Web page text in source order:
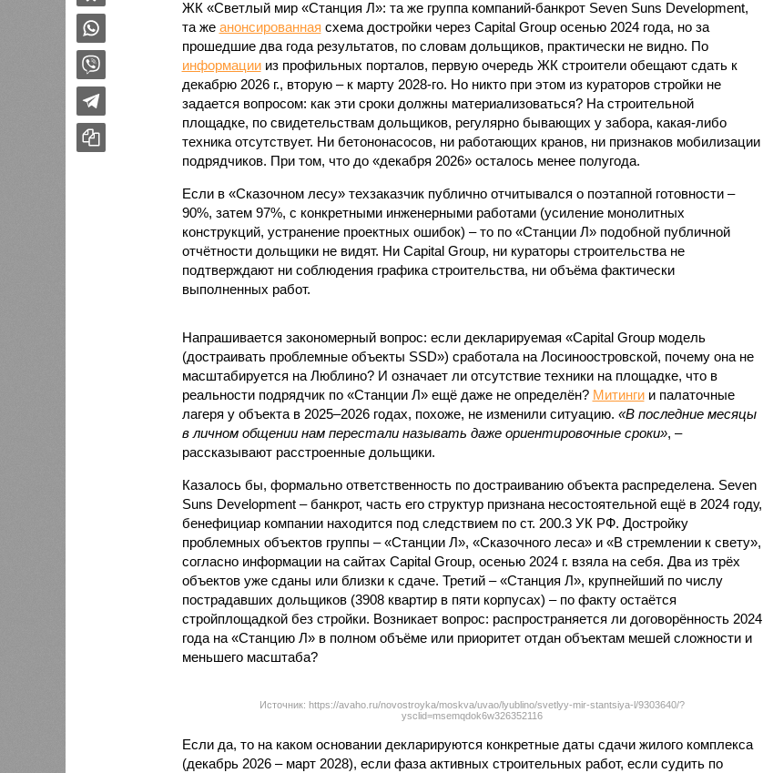
ЖК «Светлый мир «Станция Л»: та же группа компаний-банкрот Seven Suns Development,
та же анонсированная схема достройки через Capital Group осенью 2024 года, но за
прошедшие два года результатов, по словам дольщиков, практически не видно. По
информациииз профильных порталов, первую очередь ЖК строители обещают сдать к
декабрю 2026 г., вторую – к марту 2028-го. Но никто при этом из кураторов стройки не
задается вопросом: как эти сроки должны материализоваться? На строительной
площадке, по свидетельствам дольщиков, регулярно бывающих у забора, какая-либо
техника отсутствует. Ни бетононасосов, ни работающих кранов, ни признаков мобилизации
подрядчиков. При том, что до «декабря 2026» осталось менее полугода.
Если в «Сказочном лесу» техзаказчик публично отчитывался о поэтапной готовности –
90%, затем 97%, с конкретными инженерными работами (усиление монолитных
конструкций, устранение проектных ошибок) – то по «Станции Л» подобной публичной
отчётности дольщики не видят. Ни Capital Group, ни кураторы строительства не
подтверждают ни соблюдения графика строительства, ни объёма фактически
выполненных работ.
Напрашивается закономерный вопрос: если декларируемая «Capital Group модель
(достраивать проблемные объекты SSD») сработала на Лосиноостровской, почему она не
масштабируется на Люблино? И означает ли отсутствие техники на площадке, что в
реальности подрядчик по «Станции Л» ещё даже не определён? Митингии палаточные
лагеря у объекта в 2025–2026 годах, похоже, не изменили ситуацию. «В последние месяцы
в личном общении нам перестали называть даже ориентировочные сроки», –
рассказывают расстроенные дольщики.
Казалось бы, формально ответственность по достраиванию объекта распределена. Seven
Suns Development – банкрот, часть его структур признана несостоятельной ещё в 2024 году,
бенефициар компании находится под следствием по ст. 200.3 УК РФ. Достройку
проблемных объектов группы – «Станции Л», «Сказочного леса» и «В стремлении к свету»,
согласно информации на сайтах Capital Group, осенью 2024 г. взяла на себя. Два из трёх
объектов уже сданы или близки к сдаче. Третий – «Станция Л», крупнейший по числу
пострадавших дольщиков (3908 квартир в пяти корпусах) – по факту остаётся
стройплощадкой без стройки. Возникает вопрос: распространяется ли договорённость 2024
года на «Станцию Л» в полном объёме или приоритет отдан объектам мешей сложности и
меньшего масштаба?
Источник: https://avaho.ru/novostroyka/moskva/uvao/lyublino/svetlyy-mir-stantsiya-l/9303640/?
ysclid=msemqdok6w326352116
Если да, то на каком основании декларируются конкретные даты сдачи жилого комплекса
(декабрь 2026 – март 2028), если фаза активных строительных работ, если судить по